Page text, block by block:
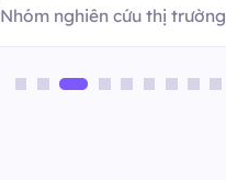
Nhóm nghiên cứu thị trường